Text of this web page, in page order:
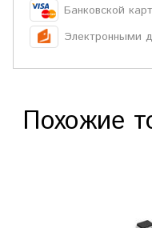
Банковской
Электронными
Похожие